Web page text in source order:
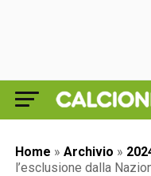
Home » Archivio »
l’esclusione dalla